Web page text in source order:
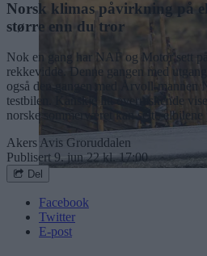
Norsk klimas påvirkning på
større enn du tror
Nok en gang har NAF og Motor sett
rekkevidde. Denne gangen med
også den gangen med Årvoll-mannen
testbilen. Kanskje litt overraskende
norske sommerværet kan sette elbilene
Akers Avis Groruddalen
Publisert9. jun 22 kl. 17:00
Del
Facebook
Twitter
E-post